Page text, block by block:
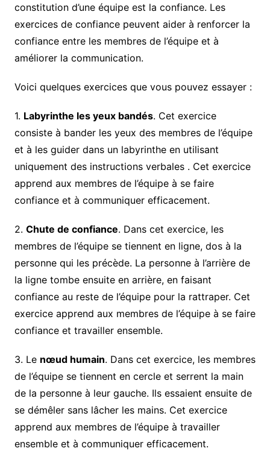
constitution d’une équipe est la confiance. Les
exercices de confiance peuvent aider à renforcer la
confiance entre les membres de l’équipe et à
améliorer la communication.
Voici quelques exercices que vous pouvez essayer :
1. Labyrinthe les yeux bandés. Cet exercice
consiste à bander les yeux des membres de l’équipe
et à les guider dans un labyrinthe en utilisant
uniquement des instructions verbales . Cet exercice
apprend aux membres de l’équipe à se faire
confiance et à communiquer efficacement.
2. Chute de confiance. Dans cet exercice, les
membres de l’équipe se tiennent en ligne, dos à la
personne qui les précède. La personne à l’arrière de
la ligne tombe ensuite en arrière, en faisant
confiance au reste de l’équipe pour la rattraper. Cet
exercice apprend aux membres de l’équipe à se faire
confiance et travailler ensemble.
3. Le nœud humain. Dans cet exercice, les membres
de l’équipe se tiennent en cercle et serrent la main
de la personne à leur gauche. Ils essaient ensuite de
se démêler sans lâcher les mains. Cet exercice
apprend aux membres de l’équipe à travailler
ensemble et à communiquer efficacement.